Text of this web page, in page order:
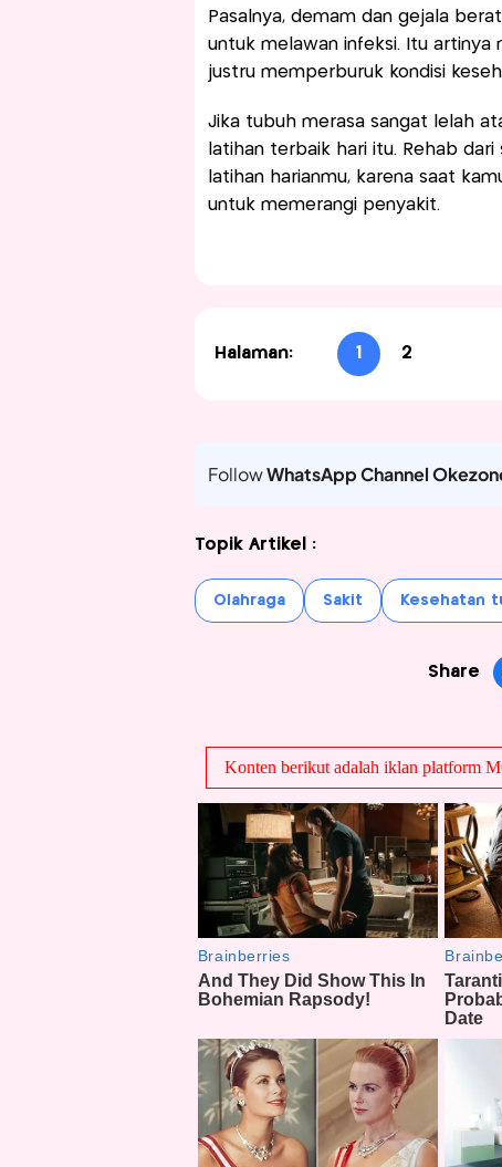
Pasalnya, demam dan gejala
untuk melawan infeksi. Itu
justru memperburuk kondisi
Jika tubuh merasa sangat lelah
latihan terbaik hari itu. Rehab
latihan harianmu, karena saat
untuk memerangi penyakit.
Halaman: 1 2
FollowWhatsApp Channel
Topik Artikel :
Olahraga Sakit Kesehatan
Share